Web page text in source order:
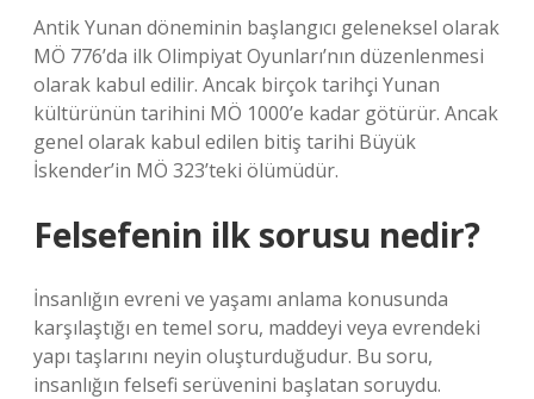
Antik Yunan döneminin başlangıcı geleneksel olarak
MÖ 776’da ilk Olimpiyat Oyunları’nın düzenlenmesi
olarak kabul edilir. Ancak birçok tarihçi Yunan
kültürünün tarihini MÖ 1000’e kadar götürür. Ancak
genel olarak kabul edilen bitiş tarihi Büyük
İskender’in MÖ 323’teki ölümüdür.
Felsefenin ilk sorusu nedir?
İnsanlığın evreni ve yaşamı anlama konusunda
karşılaştığı en temel soru, maddeyi veya evrendeki
yapı taşlarını neyin oluşturduğudur. Bu soru,
insanlığın felsefi serüvenini başlatan soruydu.